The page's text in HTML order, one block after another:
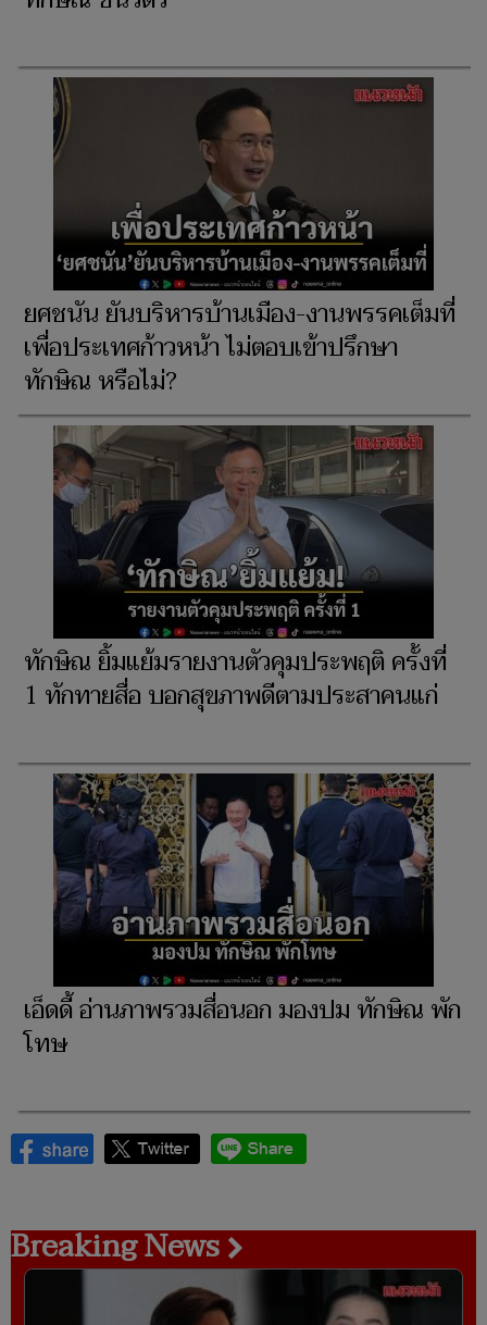
ยศชนัน ยันบริหารบ้านเมือง-งานพรรคเต็มที่
เพื่อประเทศก้าวหน้า ไม่ตอบเข้าปรึกษา
ทักษิณ หรือไม่?
ทักษิณ ยิ้มแย้มรายงานตัวคุมประพฤติ ครั้งที่
1 ทักทายสื่อ บอกสุขภาพดีตามประสาคนแก่
เอ็ดดี้ อ่านภาพรวมสื่อนอก มองปม ทักษิณ พัก
โทษ
Breaking News